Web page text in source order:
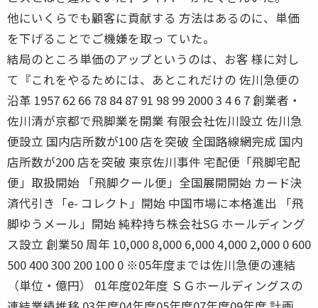
他にいくらでも顧客に貢献する 方法はあるのに、単価
を下げることでご機嫌を取っ ていた。
結局のところ単価のアップというのは、お客 様に対し
て『これをやるためには、あとこれだけの 佐川急便の
沿革 1957 62 66 78 84 87 91 98 99 2000 3 4 6 7 創業者・
佐川清が京都で飛脚業を開業 有限会社佐川設立 佐川急
便設立 国内店所数が100 店を突破 全国路線網完成 国内
店所数が200 店を突破 東京佐川事件 宅配便「飛脚宅配
便」取扱開始 「飛脚クール便」全国展開開始 カード決
済代引き「e- コレクト」開始 中国市場に本格進出 「飛
脚ゆうメール」開始 純粋持ち株会社SG ホールディング
ス設立 創業50 周年 10,000 8,000 6,000 4,000 2,000 0 600
500 400 300 200 100 0 ※05年度までは佐川急便の連結
（単位・億円） 01年度02年度 ＳＧホールディングスの